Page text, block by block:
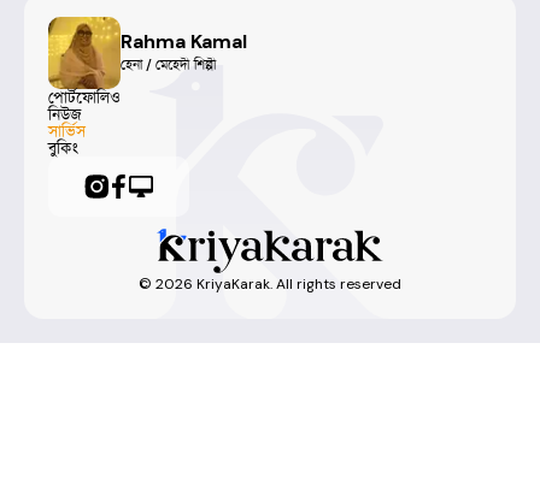
Rahma Kamal
হেনা / মেহেদী শিল্পী
পোর্টফোলিও
নিউজ
সার্ভিস
বুকিং
© 2026 KriyaKarak. All rights reserved